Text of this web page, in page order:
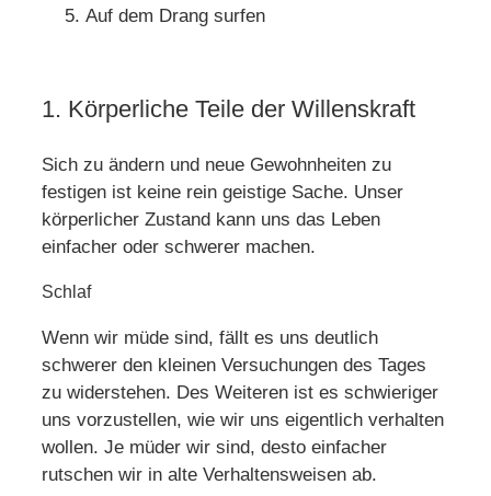
Auf dem Drang surfen
1. Körperliche Teile der Willenskraft
Sich zu ändern und neue Gewohnheiten zu
festigen ist keine rein geistige Sache. Unser
körperlicher Zustand kann uns das Leben
einfacher oder schwerer machen.
Schlaf
Wenn wir müde sind, fällt es uns deutlich
schwerer den kleinen Versuchungen des Tages
zu widerstehen. Des Weiteren ist es schwieriger
uns vorzustellen, wie wir uns eigentlich verhalten
wollen. Je müder wir sind, desto einfacher
rutschen wir in alte Verhaltensweisen ab.